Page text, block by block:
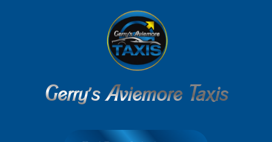
Gerry's Aviemore Taxis